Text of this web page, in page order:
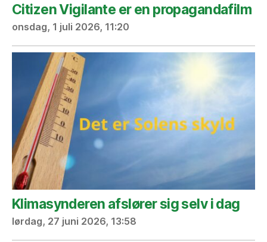
Citizen Vigilante er en propagandafilm
onsdag, 1 juli 2026, 11:20
Klimasynderen afslører sig selv i dag
lørdag, 27 juni 2026, 13:58